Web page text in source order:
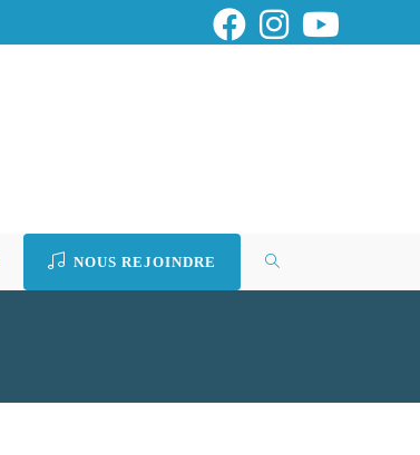
NOUS REJOINDRE TOGGLE